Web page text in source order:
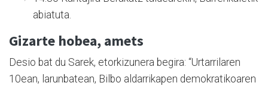
abiatuta.
Gizarte hobea, amets
Desio bat du Sarek, etorkizunera begira: “Urtarrilaren
10ean, larunbatean, Bilbo aldarrikapen demokratikoaren